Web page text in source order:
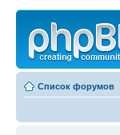
Список форумов